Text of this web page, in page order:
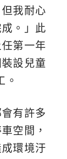
我耐心
。」此
第一年
設兒童
。
有許多
空間，
環境汙